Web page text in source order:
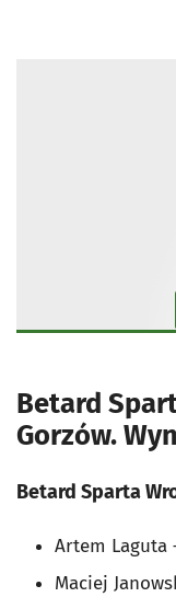
Betard
Gorzów.
Betard Sparta
Artem Laguta
Maciej